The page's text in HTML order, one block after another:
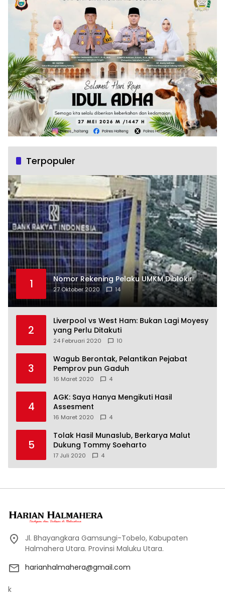
Terpopuler
1 Nomor Rekening Pelaku UMKM Diblokir
27 Oktober 2020 14
2
Liverpool vs West Ham: Bukan Lagi Moyesy
yang Perlu Ditakuti
24 Februari 2020 10
3
Wagub Berontak, Pelantikan Pejabat
Pemprov pun Gaduh
16 Maret 2020 4
4
AGK: Saya Hanya Mengikuti Hasil
Assesment
16 Maret 2020 4
5
Tolak Hasil Munaslub, Berkarya Malut
Dukung Tommy Soeharto
17 Juli 2020 4
Jl. Bhayangkara Gamsungi-Tobelo, Kabupaten
Halmahera Utara. Provinsi Maluku Utara.
harianhalmahera@gmail.com
k